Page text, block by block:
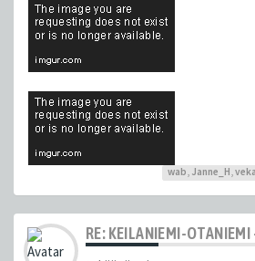
wab, Janne_H,veka
RE: KEILANIEMI-OTANIEMI